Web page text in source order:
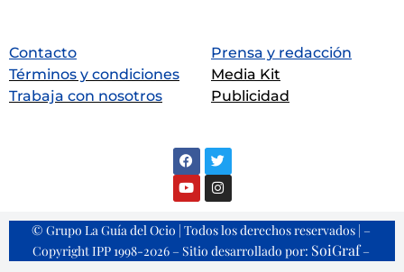
Contacto
Términos y condiciones
Trabaja con nosotros
Prensa y redacción
Media Kit
Publicidad
© Grupo La Guía del Ocio | Todos los derechos reservados | –
Copyright IPP 1998-2026 – Sitio desarrollado por: SoiGraf–